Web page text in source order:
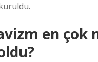
en çok